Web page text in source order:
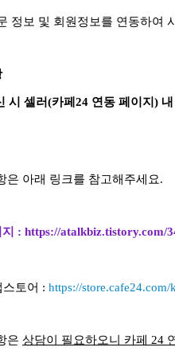
정보 및 회원정보를 연동하여
시 셀러(카페24 연동 페이지)
은 아래 링크를 참고해주세요.
지 : https://atalkbiz.tistory.com/
스토어 : https://store.cafe24.com/
은 상담이 필요하오니 카페 24